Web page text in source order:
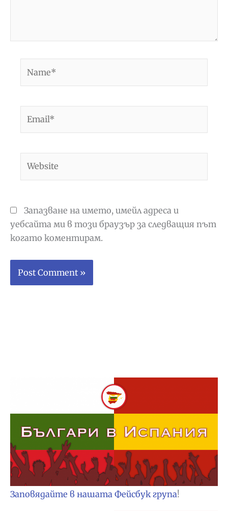
Запазване на името, имейл адреса и
уебсайта ми в този браузър за следващия път
когато коментирам.
Заповядайте в нашата Фейсбук група!